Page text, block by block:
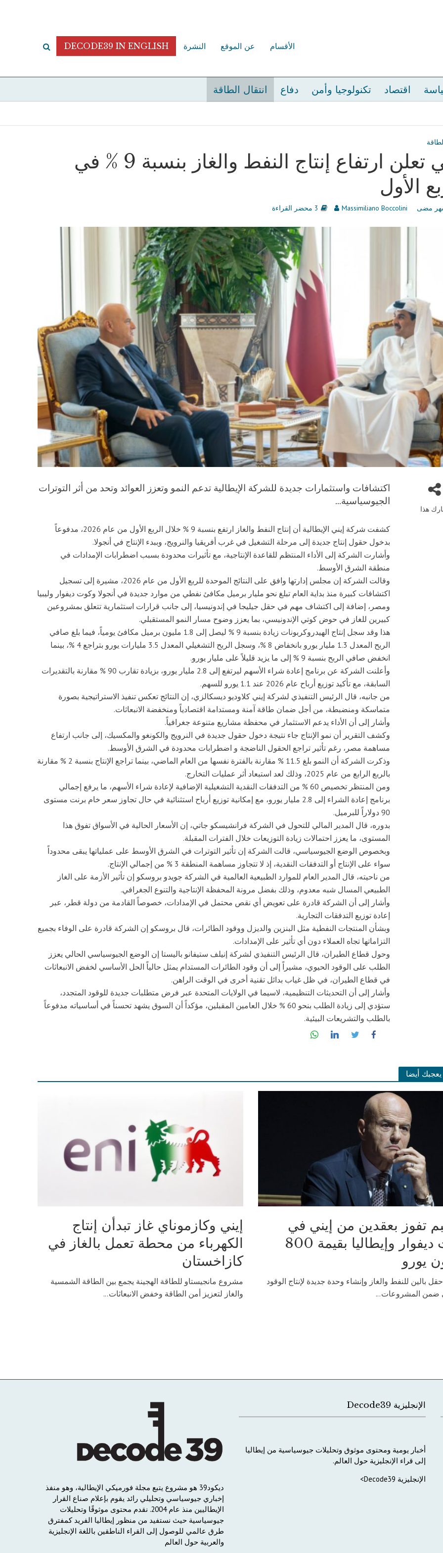
الأقسام عن الموقع النشرة DECODE39 IN ENGLISH
اقتصاد تكنولوجيا وأمن دفاع انتقال الطاقة
إيني تعلن ارتفاع إنتاج النفط والغاز بنسبة 9 % في
الأول
Massimiliano Boccolini 3 محضر القراءة
هذا
اكتشافات واستثمارات جديدة للشركة الإيطالية تدعم النمو وتعزز العوائد وتحد من أثر التوترات
الجيوسياسية...
كشفت شركة إيني الإيطالية أن إنتاج النفط والغاز ارتفع بنسبة 9 % خلال الربع الأول من عام 2026، مدفوعاً
بدخول حقول إنتاج جديدة إلى مرحلة التشغيل في غرب أفريقيا والنرويج، وببدء الإنتاج في أنجولا.
وأشارت الشركة إلى الأداء المنتظم للقاعدة الإنتاجية، مع تأثيرات محدودة بسبب اضطرابات الإمدادات في
منطقة الشرق الأوسط.
وقالت الشركة إن مجلس إدارتها وافق على النتائج الموحدة للربع الأول من عام 2026، مشيرة إلى تسجيل
اكتشافات كبيرة منذ بداية العام تبلغ نحو مليار برميل مكافئ نفطي من موارد جديدة في أنجولا وكوت ديفوار وليبيا
ومصر، إضافة إلى اكتشاف مهم في حقل جيليجا في إندونيسيا، إلى جانب قرارات استثمارية تتعلق بمشروعين
كبيرين للغاز في حوض كوتي الإندونيسي، بما يعزز وضوح مسار النمو المستقبلي.
هذا وقد سجل إنتاج الهيدروكربونات زيادة بنسبة 9 % ليصل إلى 1.8 مليون برميل مكافئ يومياً، فيما بلغ صافي
الربح المعدل 1.3 مليار يورو بانخفاض 8 %، وسجل الربح التشغيلي المعدل 3.5 مليارات يورو بتراجع 4 %، بينما
انخفض صافي الربح بنسبة 9 % إلى ما يزيد قليلاً على مليار يورو.
وأعلنت الشركة عن برنامج إعادة شراء الأسهم ليرتفع إلى 2.8 مليار يورو، بزيادة تقارب 90 % مقارنة بالتقديرات
السابقة، مع تأكيد توزيع أرباح عام 2026 عند 1.1 يورو للسهم.
من جانبه، قال الرئيس التنفيذي لشركة إيني كلاوديو ديسكالزي، إن النتائج تعكس تنفيذ الاستراتيجية بصورة
متماسكة ومنضبطة، من أجل ضمان طاقة آمنة ومستدامة اقتصادياً ومنخفضة الانبعاثات.
وأشار إلى أن الأداء يدعم الاستثمار في محفظة مشاريع متنوعة جغرافياً.
وكشف التقرير أن نمو الإنتاج جاء نتيجة دخول حقول جديدة في النرويج والكونغو والمكسيك، إلى جانب ارتفاع
مساهمة مصر، رغم تأثير تراجع الحقول الناضجة و اضطرابات محدودة في الشرق الأوسط.
وذكرت الشركة أن النمو بلغ 11.5 % مقارنة بالفترة نفسها من العام الماضي، بينما تراجع الإنتاج بنسبة 2 % مقارنة
بالربع الرابع من عام 2025، وذلك لعد استبعاد أثر عمليات التخارج.
ومن المنتظر تخصيص 60 % من التدفقات النقدية التشغيلية الإضافية لإعادة شراء الأسهم، ما يرفع إجمالي
برنامج إعادة الشراء إلى 2.8 مليار يورو، مع إمكانية توزيع أرباح استثنائية في حال تجاوز سعر خام برنت مستوى
90 دولاراً للبرميل.
بدوره، قال المدير المالي للتحول في الشركة فرانشيسكو جاتي، إن الأسعار الحالية في الأسواق تفوق هذا
المستوى، ما يعزز احتمالات زيادة التوزيعات خلال الفترات المقبلة.
وبخصوص الوضع الجيوسياسي، قالت الشركة إن تأثير التوترات في الشرق الأوسط على عملياتها يبقى محدوداً
سواء على الإنتاج أو التدفقات النقدية، إذ لا تتجاوز مساهمة المنطقة 3 % من إجمالي الإنتاج.
من ناحيته، قال المدير العام للموارد الطبيعية العالمية في الشركة جويدو بروسكو إن تأثير الأزمة على الغاز
الطبيعي المسال شبه معدوم، وذلك بفضل مرونة المحفظة الإنتاجية والتنوع الجغرافي.
وأشار إلى أن الشركة قادرة على تعويض أي نقص محتمل في الإمدادات، خصوصاً القادمة من دولة قطر، عبر
إعادة توزيع التدفقات التجارية.
وبشأن المنتجات النفطية مثل البنزين والديزل ووقود الطائرات، قال بروسكو إن الشركة قادرة على الوفاء بجميع
التزاماتها تجاه العملاء دون أي تأثير على الإمدادات.
وحول قطاع الطيران، قال الرئيس التنفيذي لشركة إنيلف ستيفانو باليستا إن الوضع الجيوسياسي الحالي يعزز
الطلب على الوقود الحيوي، مشيراً إلى أن وقود الطائرات المستدام يمثل حالياً الحل الأساسي لخفض الانبعاثات
في قطاع الطيران، في ظل غياب بدائل تقنية أخرى في الوقت الراهن.
وأشار إلى أن التحديثات التنظيمية، لاسيما في الولايات المتحدة عبر فرض متطلبات جديدة للوقود المتجدد،
ستؤدي إلى زيادة الطلب بنحو 60 % خلال العامين المقبلين، مؤكداً أن السوق يشهد تحسناً في أساسياته مدفوعاً
بالطلب والتشريعات البيئية.
يعجبك أيضا
تفوز بعقدين من إيني في
كوت ديفوار وإيطاليا بقيمة 800
يورو
بالين للنفط والغاز وإنشاء وحدة جديدة لإنتاج الوقود
ضمن المشروعات...
إيني وكازموناي غاز تبدأن إنتاج
الكهرباء من محطة تعمل بالغاز في
كازاخستان
مشروع مانجيستاو للطاقة الهجينة يجمع بين الطاقة الشمسية
والغاز لتعزيز أمن الطاقة وخفض الانبعاثات...
ديكود39 هو مشروع يتبع مجلة فورميكي الإيطالية، وهو منفذ
إخباري جيوسياسي وتحليلي رائد يقوم بإعلام صناع القرار
الإيطاليين منذ عام 2004. نقدم محتوى موثوقًا وتحليلات
جيوسياسية حيث نستفيد من منظور إيطاليا الفريد كمفترق
طرق عالمي للوصول إلى القراء الناطقين باللغة الإنجليزية
والعربية حول العالم
الإنجليزية Decode39
أخبار يومية ومحتوى موثوق وتحليلات جيوسياسية من إيطاليا
إلى قراء الإنجليزية حول العالم.
الإنجليزية Decode39>